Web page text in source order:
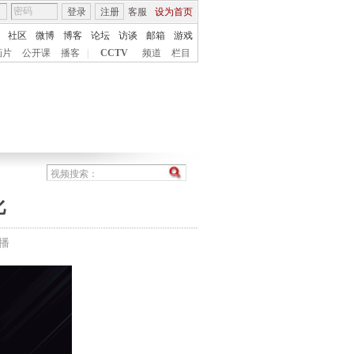
客服 设为首页
登录 注册
社区 微博 博客 论坛 访谈 邮箱
游戏
片 公开课 播客 CCTV 频道 栏目